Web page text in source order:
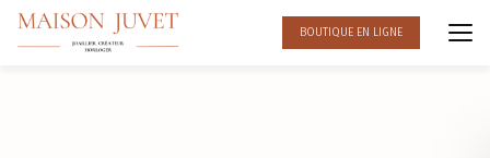
Aller
contenu
BOUTIQUE EN LIGNE